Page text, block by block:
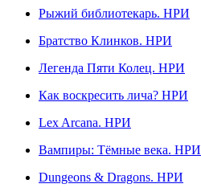
Рыжий библиотекарь. НРИ
Братство Клинков. НРИ
Легенда Пяти Колец. НРИ
Как воскресить лича? НРИ
Lex Arcana. НРИ
Вампиры: Тёмные века. НРИ
Dungeons & Dragons. НРИ